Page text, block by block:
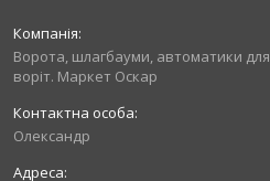
Ворота, шлагбауми, автоматики для
воріт. Маркет Оскар
Олександр